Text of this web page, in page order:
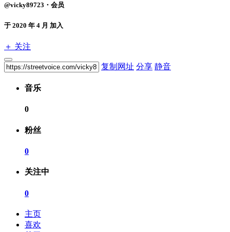
@vicky89723・会员
于 2020 年 4 月 加入
＋ 关注
复制网址 分享 静音
音乐
0
粉丝
0
关注中
0
主页
喜欢